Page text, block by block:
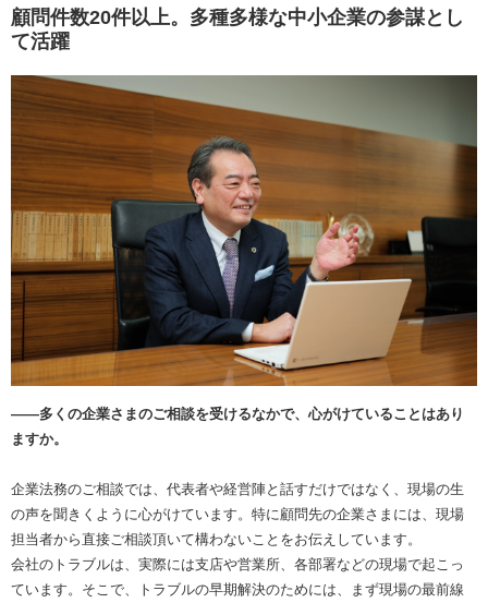
顧問件数20件以上。多種多様な中小企業の参謀とし
て活躍
――多くの企業さまのご相談を受けるなかで、心がけていることはあり
ますか。
企業法務のご相談では、代表者や経営陣と話すだけではなく、現場の生
の声を聞きくように心がけています。特に顧問先の企業さまには、現場
担当者から直接ご相談頂いて構わないことをお伝えしています。
会社のトラブルは、実際には支店や営業所、各部署などの現場で起こっ
ています。そこで、トラブルの早期解決のためには、まず現場の最前線